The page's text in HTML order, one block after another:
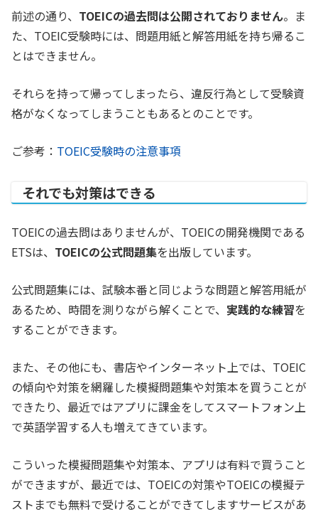
前述の通り、 TOEICの過去問は公開されておりません。ま
た、TOEIC受験時には、問題用紙と解答用紙を持ち帰るこ
とはできません。
それらを持って帰ってしまったら、違反行為として受験資
格がなくなってしまうこともあるとのことです。
ご参考： TOEIC受験時の注意事項
それでも対策はできる
TOEICの過去問はありませんが、TOEICの開発機関である
ETSは、 TOEICの公式問題集を出版しています。
公式問題集には、試験本番と同じような問題と解答用紙が
あるため、時間を測りながら解くことで、 実践的な練習を
することができます。
また、その他にも、書店やインターネット上では、TOEIC
の傾向や対策を網羅した模擬問題集や対策本を買うことが
できたり、最近ではアプリに課金をしてスマートフォン上
で英語学習する人も増えてきています。
こういった模擬問題集や対策本、アプリは有料で買うこと
ができますが、最近では、TOEICの対策やTOEICの模擬テ
ストまでも無料で受けることができてしますサービスがあ